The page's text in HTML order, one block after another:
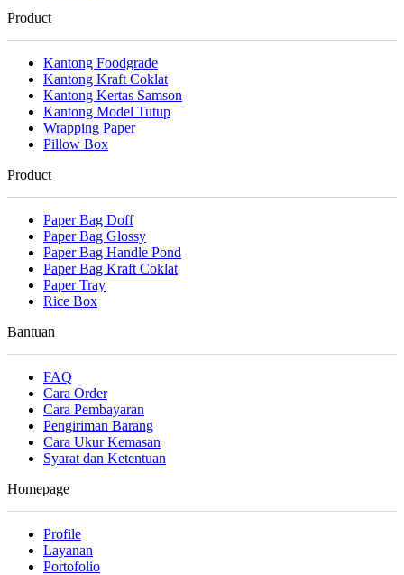
Product
Kantong Foodgrade
Kantong Kraft Coklat
Kantong Kertas Samson
Kantong Model Tutup
Wrapping Paper
Pillow Box
Product
Paper Bag Doff
Paper Bag Glossy
Paper Bag Handle Pond
Paper Bag Kraft Coklat
Paper Tray
Rice Box
Bantuan
FAQ
Cara Order
Cara Pembayaran
Pengiriman Barang
Cara Ukur Kemasan
Syarat dan Ketentuan
Homepage
Profile
Layanan
Portofolio